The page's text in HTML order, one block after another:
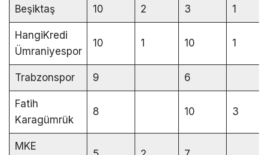
Beşiktaş 10 2 3 1
HangiKredi
Ümraniyespor
10 1 10 1
Trabzonspor 9 6
Fatih
Karagümrük
8 10 3
MKE